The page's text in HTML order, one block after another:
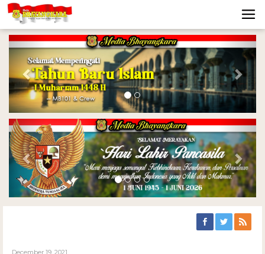
Previous Next
Previous Next
December 19, 2021